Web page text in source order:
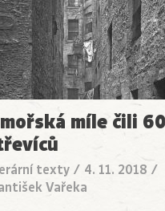
míle čili
texty / 4. 11. 2018 /
Vařeka